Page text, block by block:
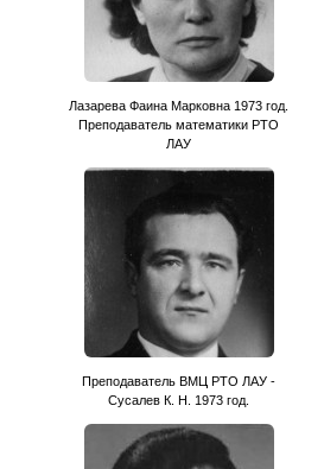
Лазарева Фаина Марковна 1973 год.
Преподаватель математики РТО
ЛАУ
Преподаватель ВМЦ РТО ЛАУ -
Сусалев К. Н. 1973 год.